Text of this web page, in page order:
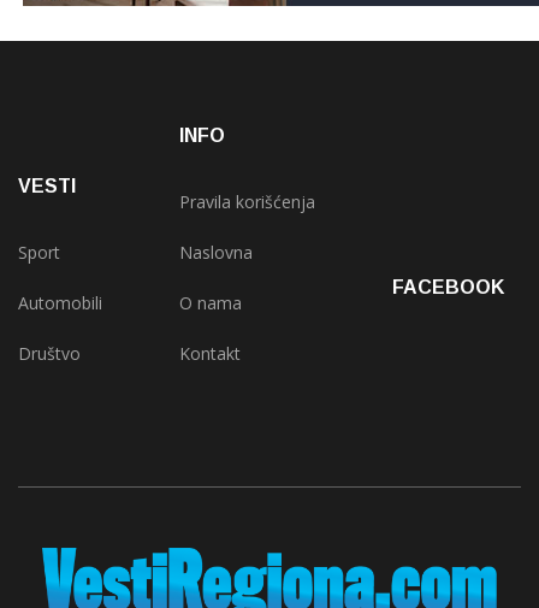
VESTI
Sport
Automobili
Društvo
INFO
Pravila korišćenja
Naslovna
O nama
Kontakt
FACEBOOK